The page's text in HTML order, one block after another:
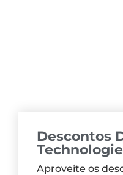
Descontos
Aproveite os